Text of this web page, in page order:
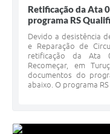
Retificação da Ata
programa RS
Devido a desistência
e Reparação de
retificação da Ata
Recomeçar, em
documentos do
abaixo. O programa RS